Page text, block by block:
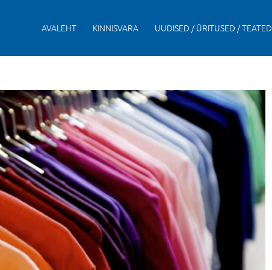
AVALEHT KINNISVARA UUDISED / ÜRITUSED / TEATED